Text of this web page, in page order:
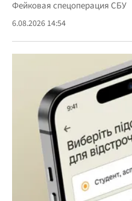
Фейковая спецоперация СБУ
6.08.2026 14:54